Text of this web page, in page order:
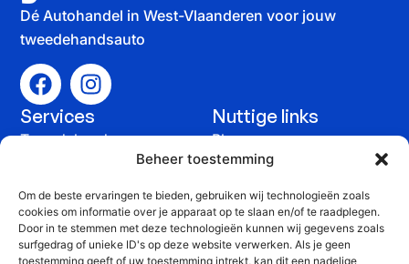
Beheer toestemming
Om de beste ervaringen te bieden, gebruiken wij technologieën zoals
cookies om informatie over je apparaat op te slaan en/of te raadplegen.
Door in te stemmen met deze technologieën kunnen wij gegevens zoals
surfgedrag of unieke ID's op deze website verwerken. Als je geen
toestemming geeft of uw toestemming intrekt, kan dit een nadelige
Dé Autohandel in West-Vlaanderen voor jouw
tweedehandsauto
Services
Tweedehandswagens
Onderhoud &
herstelling
Nuttige links
Blog
Contact